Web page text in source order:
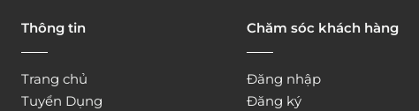
Thông tin
Trang chủ
Tuyển Dụng
Chăm sóc khách hàng
Đăng nhập
Đăng ký